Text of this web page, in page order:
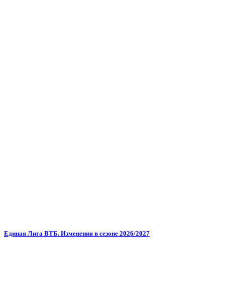
Единая Лига ВТБ. Изменения в сезоне 2026/2027